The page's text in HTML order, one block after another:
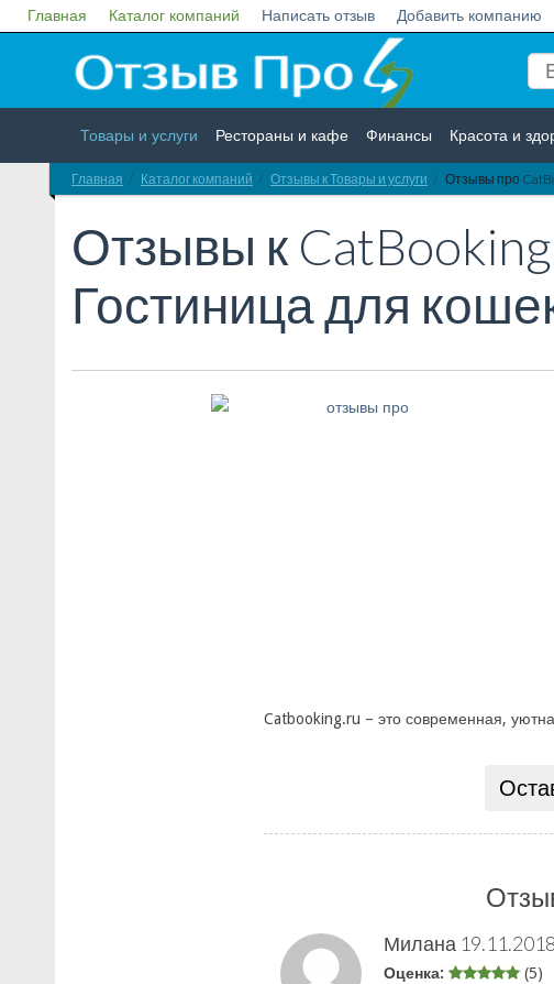
Главная Каталог компаний Написать отзыв Добавить компанию
Товары и услуги Рестораны и кафе Финансы Красота и
Недвижимость Работа Гос. учреждения Личности
Главная Каталог компаний Отзывы к Товары и услуги Отзывы про
Отзывы к
Гостиница для
Catbooking.ru – это современная,
Милана
Оценка: (5)